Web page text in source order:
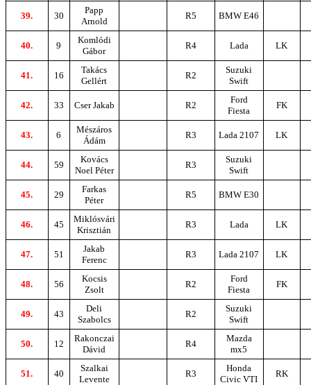
39. 30
Papp
Arnold
R5 BMW E46
40. 9
Komlódi
Gábor
R4 Lada LK
41. 16
Takács
Gellért
R2
Suzuki
Swift
42. 33 Cser Jakab R2
Ford
Fiesta
FK
43. 6
Mészáros
Ádám
R3 Lada 2107 LK
44. 59
Kovács
Noel Péter
R3
Suzuki
Swift
45. 29
Farkas
Péter
R5 BMW E30
46. 45
Miklósvári
Krisztián
R3 Lada LK
47. 51
Jakab
Ferenc
R3 Lada 2107 LK
48. 56
Kocsis
Zsolt
R2
Ford
Fiesta
FK
49. 43
Deli
Szabolcs
R2
Suzuki
Swift
50. 12
Rakonczai
Dávid
R4
Mazda
mx5
51. 40
Szalkai
Levente
R3
Honda
Civic VTI
RK